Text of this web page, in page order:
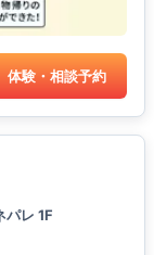
体験・相談予約
パレ 1F